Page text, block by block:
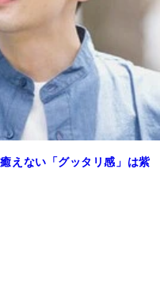
えない「グッタリ感」は紫